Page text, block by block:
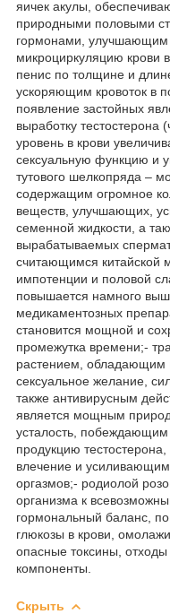
яичек акулы,
природными половыми
гормонами, улучшающим
микроциркуляцию крови
пенис по толщине и
ускоряющим кровоток в
появление застойных
выработку тестостерона
уровень в крови
сексуальную функцию и
тутового шелкопряда –
содержащим огромное
веществ, улучшающих,
семенной жидкости, а
вырабатываемых
считающимся китайской
импотенции и половой
повышается намного
медикаментозных
становится мощной и
промежутка времени;-
растением,
сексуальное желание,
также антивирусным
является мощным
усталость,
продукцию
влечение и
оргазмов;- родиолой
организма к
гормональный баланс,
глюкозы в крови,
опасные токсины,
компоненты.
Скрыть